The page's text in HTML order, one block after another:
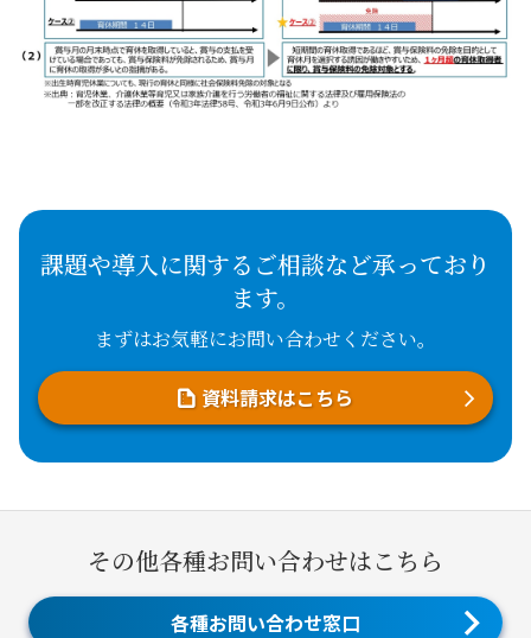
課題や導入に関するご相談など承っており
ます。
まずはお気軽にお問い合わせください。
資料請求はこちら
その他各種お問い合わせはこちら
各種お問い合わせ窓口